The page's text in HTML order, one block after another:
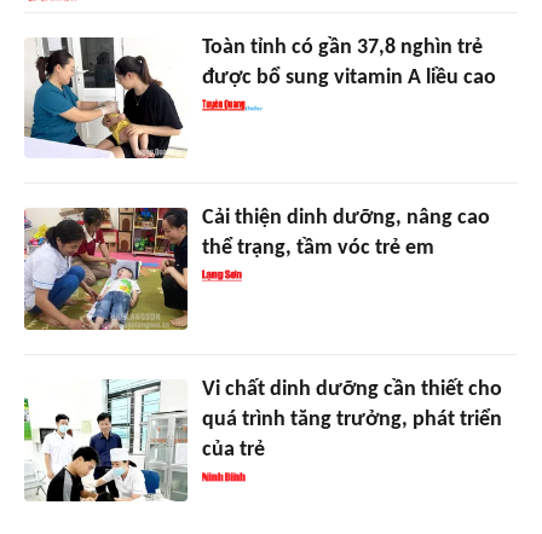
Toàn tỉnh có gần 37,8 nghìn trẻ
được bổ sung vitamin A liều cao
Cải thiện dinh dưỡng, nâng cao
thể trạng, tầm vóc trẻ em
Vi chất dinh dưỡng cần thiết cho
quá trình tăng trưởng, phát triển
của trẻ